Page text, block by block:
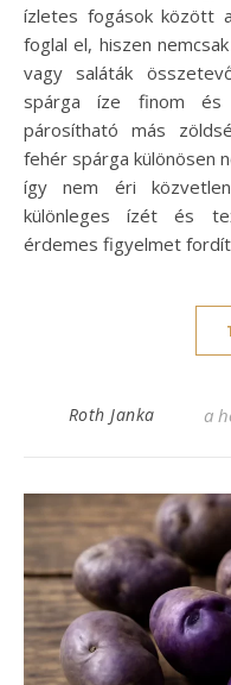
ízletes fogások között
foglal el, hiszen
vagy saláták
spárga íze finom és
párosítható más
fehér spárga különösen
így nem éri
különleges ízét és
érdemes figyelmet
Roth Janka a